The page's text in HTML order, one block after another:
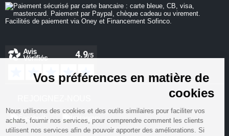
Continuer sans accepter
Vos préférences en matière de
cookies
Nous utilisons des cookies et des outils similaires pour faciliter vos
achats, fournir nos services, pour comprendre comment les clients
utilisent nos services afin de pouvoir apporter des améliorations. Si